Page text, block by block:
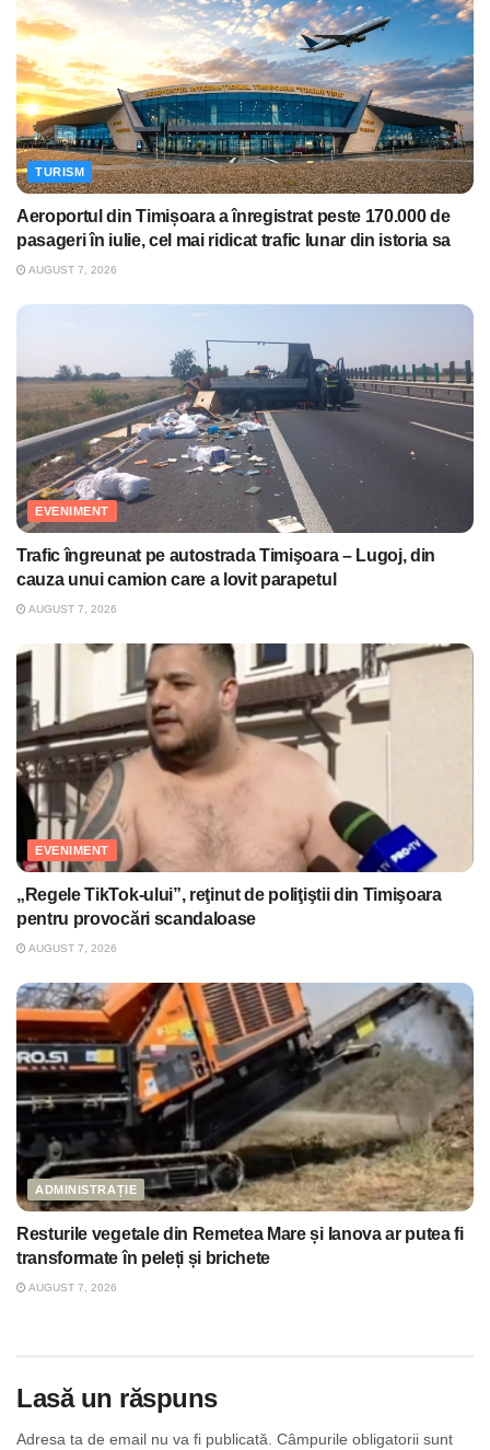
TURISM
Aeroportul din Timișoara a înregistrat peste 170.000 de
pasageri în iulie, cel mai ridicat trafic lunar din istoria sa
AUGUST 7, 2026
EVENIMENT
Trafic îngreunat pe autostrada Timişoara – Lugoj, din
cauza unui camion care a lovit parapetul
AUGUST 7, 2026
EVENIMENT
„Regele TikTok-ului”, reţinut de poliţiştii din Timişoara
pentru provocări scandaloase
AUGUST 7, 2026
ADMINISTRAȚIE
Resturile vegetale din Remetea Mare și Ianova ar putea fi
transformate în peleți și brichete
AUGUST 7, 2026
Lasă un răspuns
Adresa ta de email nu va fi publicată. Câmpurile obligatorii sunt